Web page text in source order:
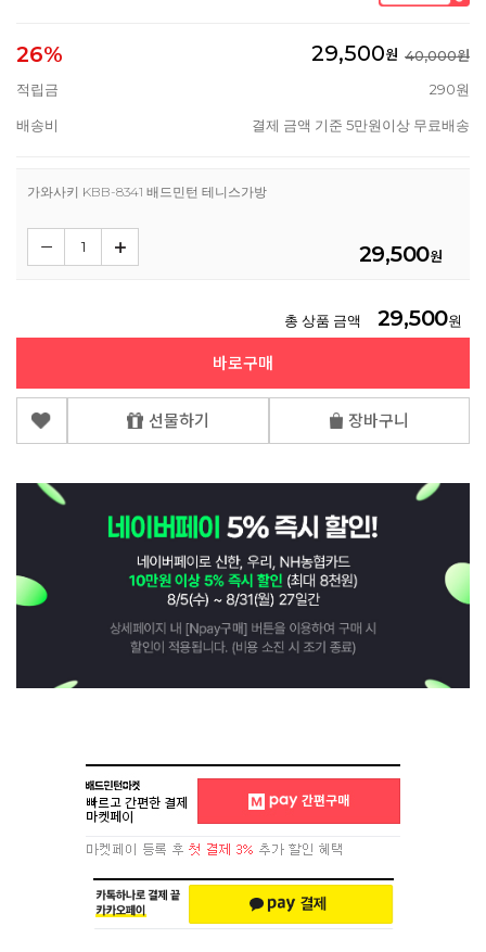
26% 29,500원 40,000원
적립금
290원
배송비 결제 금액 기준 5만원이상 무료배송
가와사키 KBB-8341 배드민턴 테니스가방
29,500원
총 상품 금액 29,500원
바로구매
선물하기 장바구니